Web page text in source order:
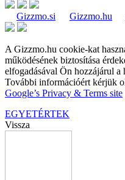
Gizzmo.si Gizzmo.hu
A Gizzmo.hu cookie-kat
működésének biztosítása
elfogadásával Ön hozzájárul a
További információért kérjük
Google’s Privacy & Terms site
EGYETÉRTEK
Vissza